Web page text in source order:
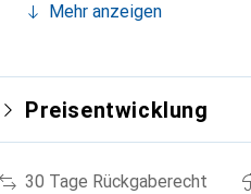
Mehr anzeigen
Preisentwicklung
30 Tage Rückgaberecht